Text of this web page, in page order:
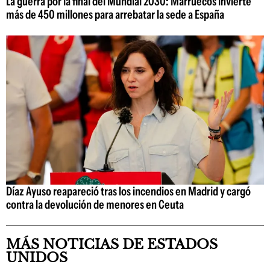
más de 450 millones para arrebatar la sede a España
Díaz Ayuso reapareció tras los incendios en Madrid y cargó
contra la devolución de menores en Ceuta
MÁS NOTICIAS DE ESTADOS
UNIDOS